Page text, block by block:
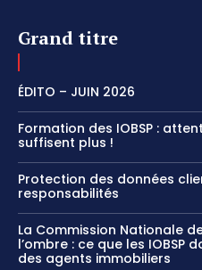
Grand titre
ÉDITO – JUIN 2026
Formation des IOBSP :
suffisent plus !
Protection des données
responsabilités
La Commission Nationale
l’ombre : ce que les IOBSP
des agents immobiliers